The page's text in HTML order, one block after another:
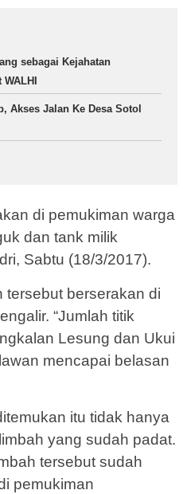
sebagai Kejahatan
Akses Jalan Ke Desa Sotol
di pemukiman warga
dan tank milik
Sabtu (18/3/2017).
tersebut berserakan di
“Jumlah titik
Lesung dan Ukui
mencapai belasan
itu tidak hanya
yang sudah padat.
tersebut sudah
pemukiman